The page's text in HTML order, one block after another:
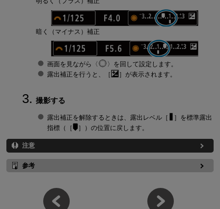
暗く（マイナス）補正
画面を見ながら
を回して設定します。
露出補正を行うと、［
］が表示されます。
撮影する
露出補正を解除するときは、露出レベル［
］を標準露出
指標（［
］）の位置に戻します。
注意
参考